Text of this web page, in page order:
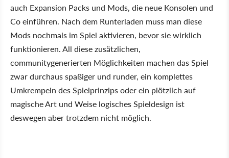
auch Expansion Packs und Mods, die neue Konsolen und
Co einführen. Nach dem Runterladen muss man diese
Mods nochmals im Spiel aktivieren, bevor sie wirklich
funktionieren. All diese zusätzlichen,
communitygenerierten Möglichkeiten machen das Spiel
zwar durchaus spaßiger und runder, ein komplettes
Umkrempeln des Spielprinzips oder ein plötzlich auf
magische Art und Weise logisches Spieldesign ist
deswegen aber trotzdem nicht möglich.